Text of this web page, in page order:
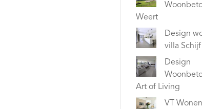
Weert
Design
villa Schijf
Design
Art of Living
VT Wonen